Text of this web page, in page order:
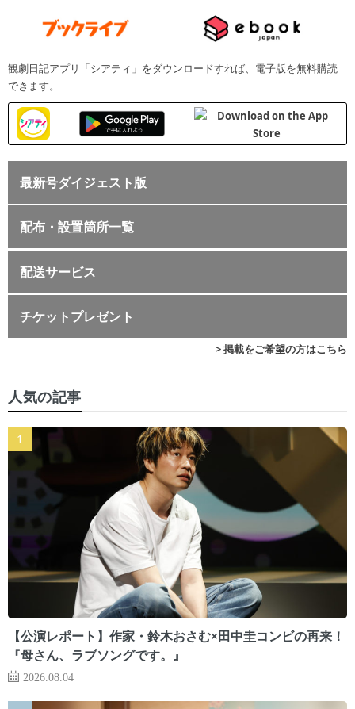
観劇日記アプリ「シアティ」をダウンロードすれば、電子版を無料購読
できます。
最新号ダイジェスト版
配布・設置箇所一覧
配送サービス
チケットプレゼント
> 掲載をご希望の方はこちら
人気の記事
【公演レポート】作家・鈴木おさむ×田中圭コンビの再来！
『母さん、ラブソングです。』
2026.08.04